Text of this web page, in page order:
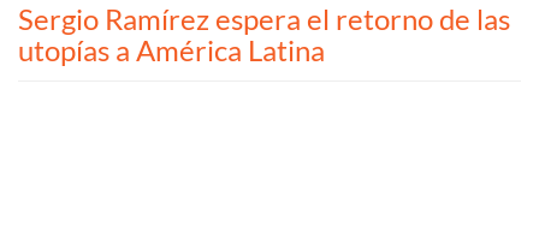
Sergio Ramírez espera el retorno de las
utopías a América Latina